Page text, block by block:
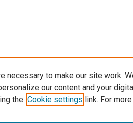
necessary to make our site work.
our content and your
the Cookie settings link. For